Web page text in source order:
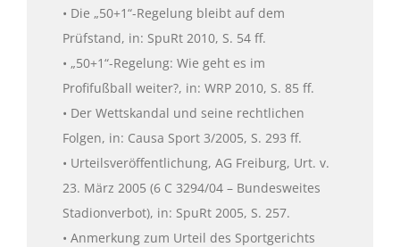
• Die „50+1“-Regelung bleibt auf dem
Prüfstand, in: SpuRt 2010, S. 54 ff.
• „50+1“-Regelung: Wie geht es im
Profifußball weiter?, in: WRP 2010, S. 85 ff.
• Der Wettskandal und seine rechtlichen
Folgen, in: Causa Sport 3/2005, S. 293 ff.
• Urteilsveröffentlichung, AG Freiburg, Urt. v.
23. März 2005 (6 C 3294/04 – Bundesweites
Stadionverbot), in: SpuRt 2005, S. 257.
• Anmerkung zum Urteil des Sportgerichts